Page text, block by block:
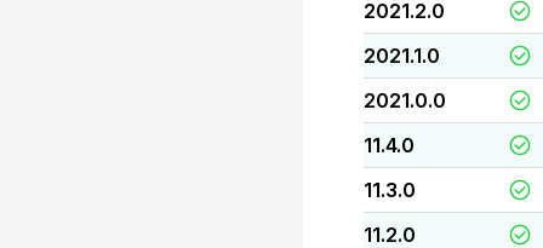
2021.2.0
2021.1.0
2021.0.0
11.4.0
11.3.0
11.2.0